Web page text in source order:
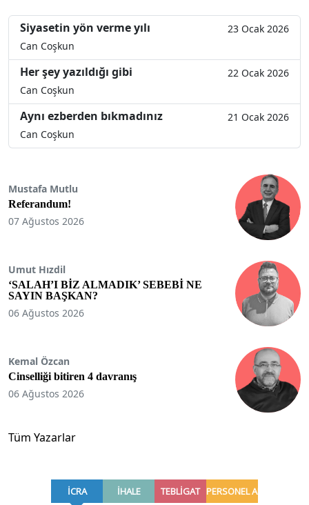
Siyasetin yön verme yılı
23 Ocak 2026
Can Coşkun
Her şey yazıldığı gibi
22 Ocak 2026
Can Coşkun
Aynı ezberden bıkmadınız
21 Ocak 2026
Can Coşkun
Mustafa Mutlu
Referandum!
07 Ağustos 2026
Umut Hızdil
‘SALAH’I BİZ ALMADIK’ SEBEBİ NE
SAYIN BAŞKAN?
06 Ağustos 2026
Kemal Özcan
Cinselliği bitiren 4 davranış
06 Ağustos 2026
Tüm Yazarlar